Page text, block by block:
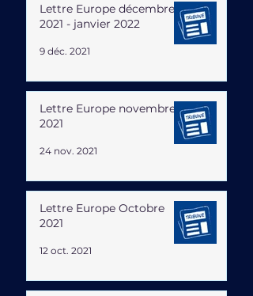
Lettre Europe décembre
2021 - janvier 2022
9 déc. 2021
Lettre Europe novembre
2021
24 nov. 2021
Lettre Europe Octobre
2021
12 oct. 2021